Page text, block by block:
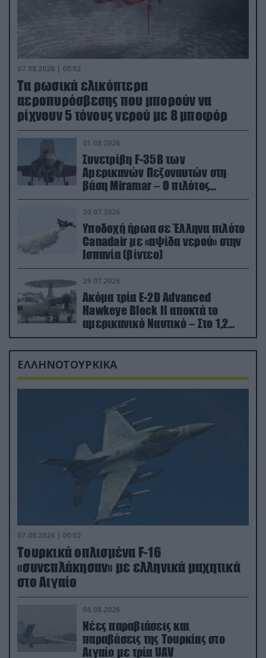
07.08.2026 | 00:02
Τα ρωσικά ελικόπτερα
αεροπυρόσβεσης που μπορούν να
ρίχνουν 5 τόνους νερού με 8 μποφόρ
01.08.2026
Συνετρίβη F-35B των
Αμερικανών Πεζοναυτών στη
βάση Miramar – Ο πιλότος
εκτινάχθηκε εγκαίρως
30.07.2026
Υποδοχή ήρωα σε Έλληνα πιλότο
Canadair με «αψίδα νερού» στην
Ισπανία (βίντεο)
29.07.2026
Ακόμα τρία E-2D Advanced
Hawkeye Block II αποκτά το
αμερικανικό Ναυτικό – Στο 1,2
δισ.δολάρια το κόστος
ΕΛΛΗΝΟΤΟΥΡΚΙΚΑ
07.08.2026 | 00:02
Τουρκικά οπλισμένα F-16
«συνεπλάκησαν» με ελληνικά μαχητικά
στο Αιγαίο
06.08.2026
Νέες παραβιάσεις και
παραβάσεις της Τουρκίας στο
Αιγαίο με τρία UAV